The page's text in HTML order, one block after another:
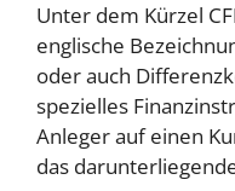
Unter dem Kürzel
englische
oder auch
spezielles
Anleger auf einen
das